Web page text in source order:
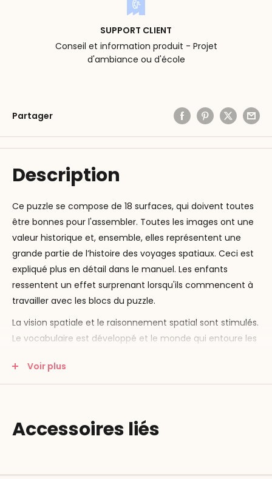
SUPPORT CLIENT
Conseil et information produit - Projet
d'ambiance ou d'école
Partager
Description
Ce puzzle se compose de 18 surfaces, qui doivent toutes
être bonnes pour l'assembler. Toutes les images ont une
valeur historique et, ensemble, elles représentent une
grande partie de l’histoire des voyages spatiaux. Ceci est
expliqué plus en détail dans le manuel. Les enfants
ressentent un effet surprenant lorsqu'ils commencent à
travailler avec les blocs du puzzle.
La vision spatiale et le raisonnement spatial sont stimulés.
Le vocabulaire est développé et le monde qui entoure les
des termes généraux sont développés.
162 pièces (18 photos)
Voir plus
Accessoires liés